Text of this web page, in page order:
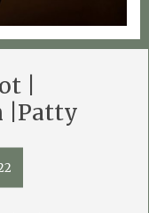
|
|Patty